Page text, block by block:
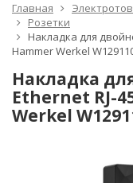
Главная
Розетки
Накладка для
Hammer Werkel
Накладка
Еthernet RJ-
Werkel